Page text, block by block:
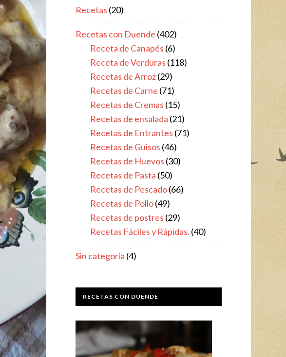
Recetas (20)
Recetas con Duende (402)
Receta de Canapés (6)
Receta de Verduras (118)
Recetas de Arroz(29)
Recetas de Carne (71)
Recetas de Cremas (15)
Recetas de ensalada (21)
Recetas de Entrantes (71)
Recetas de Guisos (46)
Recetas de Huevos (30)
Recetas de Pasta (50)
Recetas de Pescado(66)
Recetas de Pollo(49)
Recetas de postres (29)
Recetas Fáciles y Rápidas. (40)
Sin categoría (4)
RECETAS CON DUENDE